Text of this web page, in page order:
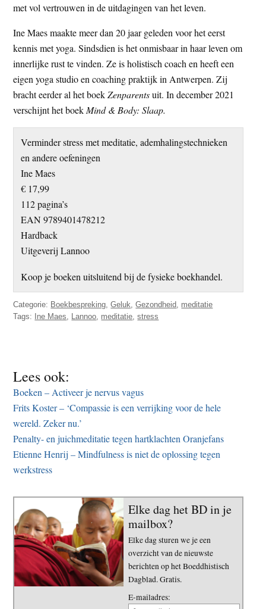
met vol vertrouwen in de uitdagingen van het leven.
Ine Maes maakte meer dan 20 jaar geleden voor het eerst
kennis met yoga. Sindsdien is het onmisbaar in haar leven om
innerlijke rust te vinden. Ze is holistisch coach en heeft een
eigen yoga studio en coaching praktijk in Antwerpen. Zij
bracht eerder al het boekZenparentsuit. In december 2021
verschijnt het boek Mind & Body: Slaap.
Verminder stress met meditatie, ademhalingstechnieken
en andere oefeningen
Ine Maes
€ 17,99
112 pagina’s
EAN 9789401478212
Hardback
Uitgeverij Lannoo
Koop je boeken uitsluitend bij de fysieke boekhandel.
Categorie: Boekbespreking ,Geluk ,Gezondheid meditatie
Tags: Ine Maes Lannoo meditatie ,stress
Lees ook:
Boeken – Activeer je nervus vagus
Frits Koster – ‘Compassie is een verrijking voor de hele
wereld. Zeker nu.’
Penalty- en juichmeditatie tegen hartklachten Oranjefans
Etienne Henrij – Mindfulness is niet de oplossing tegen
werkstress
Elke dag het BD in je
mailbox?
Elke dag sturen we je een
overzicht van de nieuwste
berichten op het Boeddhistisch
Dagblad. Gratis.
E-mailadres: